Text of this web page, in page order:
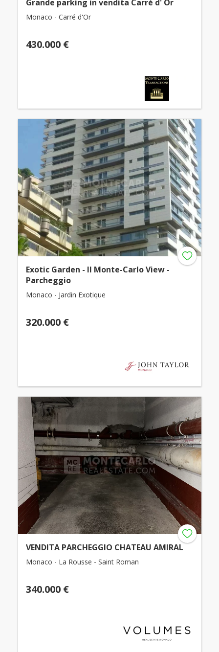
Grande parking in vendita Carré d' Or
Monaco - Carré d'Or
430.000 €
Exotic Garden - Il Monte-Carlo View -
Parcheggio
Monaco - Jardin Exotique
320.000 €
VENDITA PARCHEGGIO CHATEAU AMIRAL
Monaco - La Rousse - Saint Roman
340.000 €